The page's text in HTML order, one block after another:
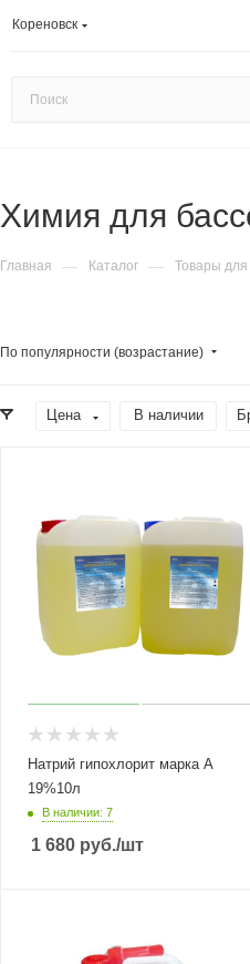
Кореновск
Химия для
Главная — Каталог — Товары
По популярности (возрастание)
Цена В наличии
Натрий гипохлорит марка А
19%10л
В наличии: 7
1 680 руб./шт